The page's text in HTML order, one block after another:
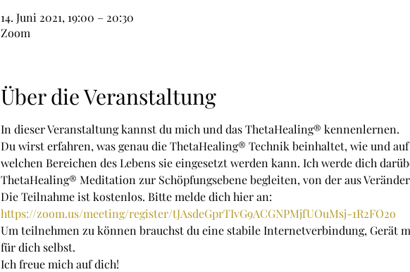
14. Juni 2021, 19:00 – 20:30
Zoom
Über die Veranstaltung
In dieser Veranstaltung kannst du mich und das ThetaHealing® kennenlernen.
Du wirst erfahren, was genau die ThetaHealing® Technik beinhaltet, wie und
welchen Bereichen des Lebens sie eingesetzt werden kann. Ich werde dich
ThetaHealing® Meditation zur Schöpfungsebene begleiten, von der aus
Die Teilnahme ist kostenlos. Bitte melde dich hier an:
https://zoom.us/meeting/register/tJAsdeGprTIvG9ACGNPMjfUOuMsj-1R2FO2o
Um teilnehmen zu können brauchst du eine stabile Internetverbindung, Gerät
für dich selbst.
Ich freue mich auf dich!